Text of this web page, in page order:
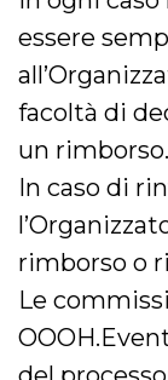
essere
facoltà di
un rimborso.
In caso di
rimborso o
Le